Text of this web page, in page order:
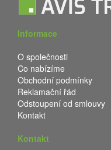
Informace
O společnosti
Co nabízíme
Obchodní podmínky
Reklamační řád
Odstoupení od smlouvy
Kontakt
Kontakt